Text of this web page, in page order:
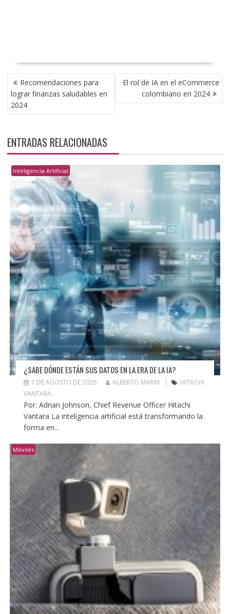
NAVEGACIÓN
DE
ENTRADAS
Recomendaciones para
lograr finanzas saludables en
2024
El rol de IA en el eCommerce
colombiano en 2024
ENTRADAS RELACIONADAS
Inteligencia Artificial
¿SABE DÓNDE ESTÁN SUS DATOS EN LA ERA DE LA IA?
7 DE AGOSTO DE 2026 ALBERTO MARIN
HITACHI
VANTARA
Por: Adrian Johnson, Chief Revenue Officer Hitachi
Vantara La inteligencia artificial está transformando la
forma en...
Móviles